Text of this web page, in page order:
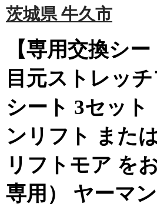
茨城県 牛久市
【専用交換シー
目元ストレッ
シート 3セット
ンリフト また
リフトモア を
専用） ヤーマ